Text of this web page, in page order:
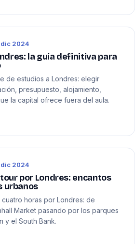
dic 2024
la guía definitiva para
de estudios a Londres: elegir
presupuesto, alojamiento,
la capital ofrece fuera del aula.
dic 2024
por Londres: encantos
urbanos
horas por Londres: de
Market pasando por los parques
y el South Bank.